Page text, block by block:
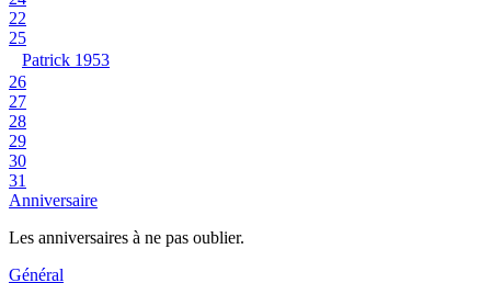
22
25
Patrick 1953
26
27
28
29
30
31
Anniversaire
Les anniversaires à ne pas oublier.
Général